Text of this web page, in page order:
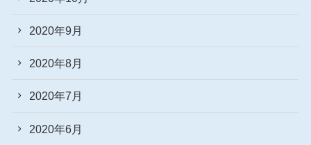
2020年9月
2020年8月
2020年7月
2020年6月